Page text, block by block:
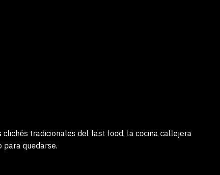
clichés tradicionales del fast food, la cocina callejera
para quedarse.